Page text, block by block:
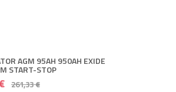
AGM 95AH 950AH EXIDE
START-STOP
261,33 €